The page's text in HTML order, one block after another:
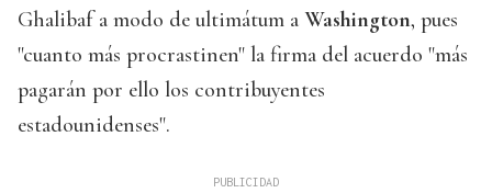
Ghalibaf a modo de ultimátum a Washington, pues
"cuanto más procrastinen" la firma del acuerdo "más
pagarán por ello los contribuyentes
estadounidenses".